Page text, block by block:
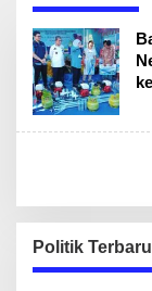
Politik Terbaru